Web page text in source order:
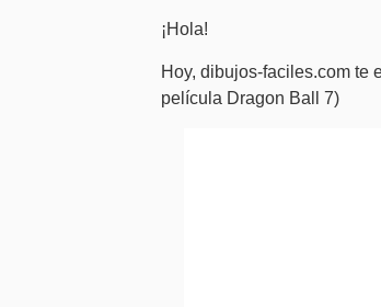
¡Hola!
Hoy, dibujos-faciles.com te
película Dragon Ball 7)